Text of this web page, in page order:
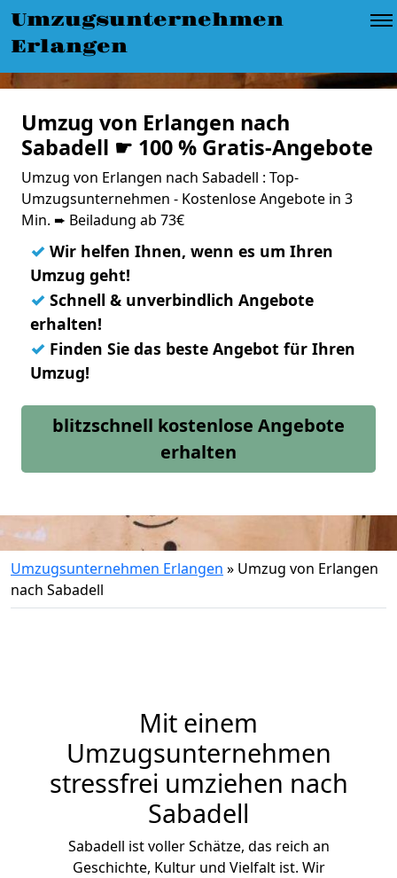
Umzugsunternehmen
Erlangen
Umzug von Erlangen nach
Sabadell ☛ 100 % Gratis-Angebote
Umzug von Erlangen nach Sabadell : Top-
Umzugsunternehmen - Kostenlose Angebote in 3
Min. ➨ Beiladung ab 73€
✓ Wir helfen Ihnen, wenn es um Ihren
Umzug geht!
✓ Schnell & unverbindlich Angebote
erhalten!
✓ Finden Sie das beste Angebot für Ihren
Umzug!
blitzschnell kostenlose Angebote
erhalten
Umzugsunternehmen Erlangen » Umzug von Erlangen
nach Sabadell
Mit einem
Umzugsunternehmen
stressfrei umziehen nach
Sabadell
Sabadell ist voller Schätze, das reich an
Geschichte, Kultur und Vielfalt ist. Wir